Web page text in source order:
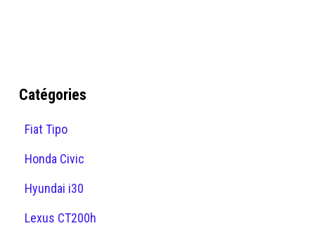
Catégories
Fiat Tipo
Honda Civic
Hyundai i30
Lexus CT200h